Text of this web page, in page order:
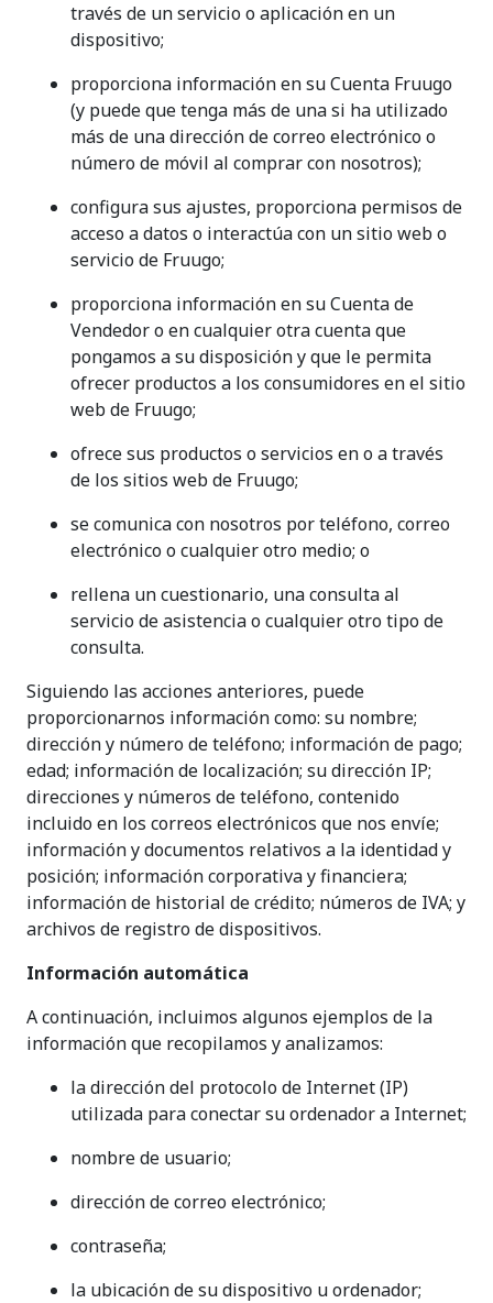
través de un servicio o aplicación en un
dispositivo;
proporciona información en su Cuenta Fruugo
(y puede que tenga más de una si ha utilizado
más de una dirección de correo electrónico o
número de móvil al comprar con nosotros);
configura sus ajustes, proporciona permisos de
acceso a datos o interactúa con un sitio web o
servicio de Fruugo;
proporciona información en su Cuenta de
Vendedor o en cualquier otra cuenta que
pongamos a su disposición y que le permita
ofrecer productos a los consumidores en el sitio
web de Fruugo;
ofrece sus productos o servicios en o a través
de los sitios web de Fruugo;
se comunica con nosotros por teléfono, correo
electrónico o cualquier otro medio; o
rellena un cuestionario, una consulta al
servicio de asistencia o cualquier otro tipo de
consulta.
Siguiendo las acciones anteriores, puede
proporcionarnos información como: su nombre;
dirección y número de teléfono; información de pago;
edad; información de localización; su dirección IP;
direcciones y números de teléfono, contenido
incluido en los correos electrónicos que nos envíe;
información y documentos relativos a la identidad y
posición; información corporativa y financiera;
información de historial de crédito; números de IVA; y
archivos de registro de dispositivos.
Información automática
A continuación, incluimos algunos ejemplos de la
información que recopilamos y analizamos:
la dirección del protocolo de Internet (IP)
utilizada para conectar su ordenador a Internet;
nombre de usuario;
dirección de correo electrónico;
contraseña;
la ubicación de su dispositivo u ordenador;